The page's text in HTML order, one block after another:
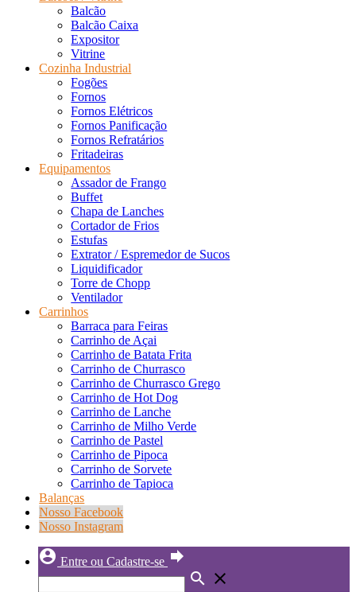
Balcão
Balcão Caixa
Expositor
Vitrine
Cozinha Industrial
Fogões
Fornos
Fornos Elétricos
Fornos Panificação
Fornos Refratários
Fritadeiras
Equipamentos
Assador de Frango
Buffet
Chapa de Lanches
Cortador de Frios
Estufas
Extrator / Espremedor de Sucos
Liquidificador
Torre de Chopp
Ventilador
Carrinhos
Barraca para Feiras
Carrinho de Açai
Carrinho de Batata Frita
Carrinho de Churrasco
Carrinho de Churrasco Grego
Carrinho de Hot Dog
Carrinho de Lanche
Carrinho de Milho Verde
Carrinho de Pastel
Carrinho de Pipoca
Carrinho de Sorvete
Carrinho de Tapioca
Balanças
Nosso Facebook
Nosso Instagram
account_circle Entre ou Cadastre-se forward
search close